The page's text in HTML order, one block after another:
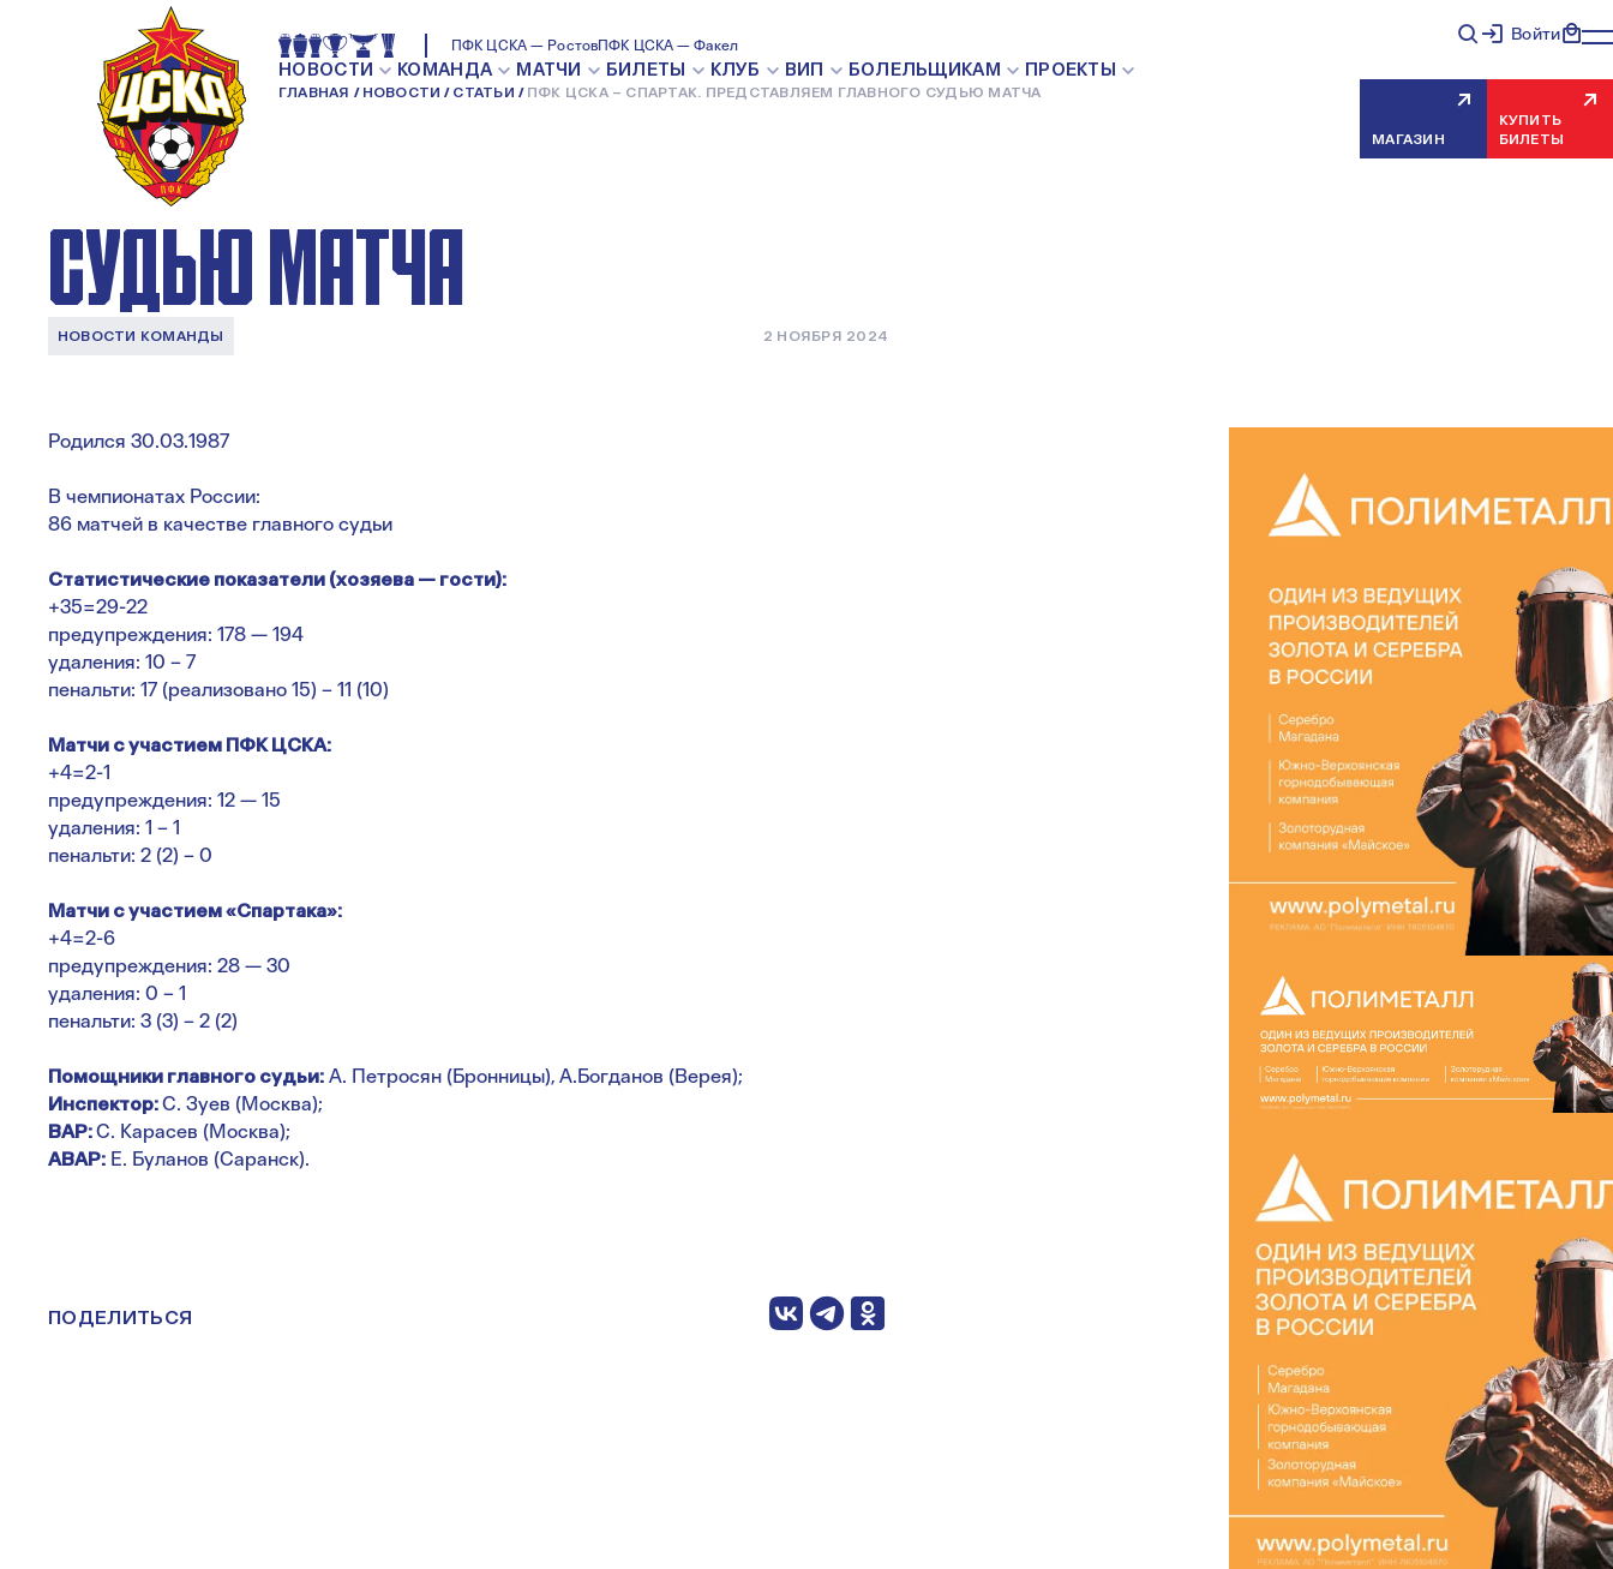
ПФК ЦСКА — РостовПФК ЦСКА — Факел
НОВОСТИ КОМАНДА МАТЧИ БИЛЕТЫ КЛУБ ВИП БОЛЕЛЬЩИКАМ ПРОЕКТЫ
ГЛАВНАЯ НОВОСТИ СТАТЬИ ПФК ЦСКА – СПАРТАК. ПРЕДСТАВЛЯЕМ ГЛАВНОГО СУДЬЮ МАТЧА
Войти
МАГАЗИН
КУПИТЬ
БИЛЕТЫ
ПФК ЦСКА – СПАРТАК.
ПРЕДСТАВЛЯЕМ ГЛАВНОГО
СУДЬЮ МАТЧА
НОВОСТИ КОМАНДЫ 2 НОЯБРЯ 2024
Родился 30.03.1987
В чемпионатах России:
86 матчей в качестве главного судьи
Статистические показатели (хозяева — гости):
+35=29-22
предупреждения: 178 — 194
удаления: 10 – 7
пенальти: 17 (реализовано 15) – 11 (10)
Матчи с участием ПФК ЦСКА:
+4=2-1
предупреждения: 12 — 15
удаления: 1 – 1
пенальти: 2 (2) – 0
Матчи с участием «Спартака»:
+4=2-6
предупреждения: 28 — 30
удаления: 0 – 1
пенальти: 3 (3) – 2 (2)
Помощники главного судьи: А. Петросян (Бронницы), А.Богданов (Верея);
Инспектор:С. Зуев (Москва);
ВАР:С. Карасев (Москва);
АВАР: Е. Буланов (Саранск).
ПОДЕЛИТЬСЯ